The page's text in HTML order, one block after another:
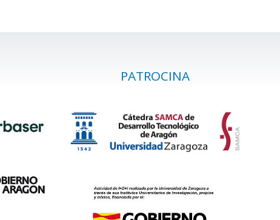
PATROCINA